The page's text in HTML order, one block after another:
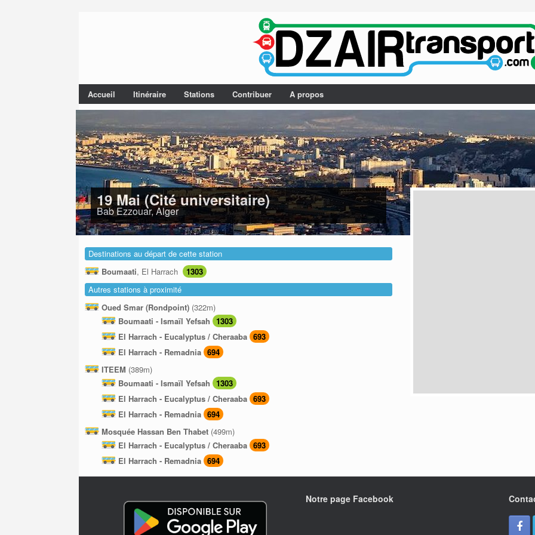
Accueil Itinéraire Stations Contribuer A propos
19 Mai (Cité universitaire)
Bab Ezzouar, Alger
Destinations au départ de cette station
Boumaati, El Harrach
1303
Autres stations à proximité
Oued Smar (Rondpoint) (322m)
Boumaati - Ismaïl Yefsah 1303
El Harrach - Eucalyptus / Cheraaba 693
El Harrach - Remadnia 694
ITEEM (389m)
Boumaati - Ismaïl Yefsah 1303
El Harrach - Eucalyptus / Cheraaba 693
El Harrach - Remadnia 694
Mosquée Hassan Ben Thabet (499m)
El Harrach - Eucalyptus / Cheraaba 693
El Harrach - Remadnia 694
Notre page Facebook